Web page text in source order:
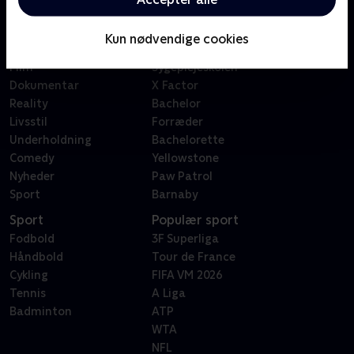
Kun nødvendige cookies
Kategorier
Film
Dokumentar
Reality
Livsstil
Underholdning
Comedy
Nyheder
Sport
Badehotellet
Sygeplejeskolen
X Factor
Bachelor
Forræder
Bachelorette
Yellowstone
Paw Patrol
Barnaby
Sport
Fodbold
Håndbold
Cykling
Tennis
Badminton
Populær sport
3F Superliga
Tour de France
FIFA VM 2026
A Liga
ATP
WTA
NFL